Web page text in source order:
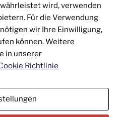
des
in der
von zwei Milliarden
negative
Die notwendige
GKV-Beiträge darf
und Versicherten
für uns als ländlich
wird, verwenden
Für die Verwendung
wir Ihre Einwilligung,
können. Weitere
in unserer
Richtlinie